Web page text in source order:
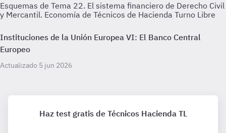
Esquemas de Tema 22. El sistema financiero de Derecho Civil
y Mercantil. Economía de Técnicos de Hacienda Turno Libre
Instituciones de la Unión Europea VI: El Banco Central
Europeo
Actualizado 5 jun 2026
Haz test gratis de Técnicos Hacienda TL